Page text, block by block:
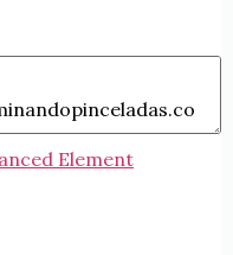
Element